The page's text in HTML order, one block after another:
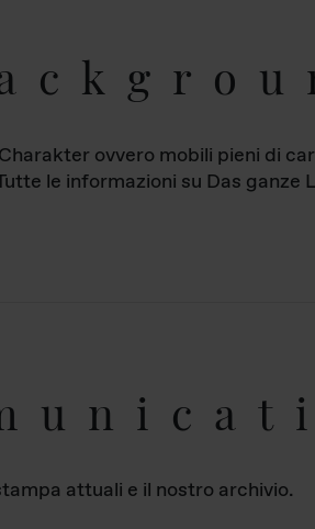
ovvero mobili pieni di
le informazioni su Das
attuali e il nostro archivio.